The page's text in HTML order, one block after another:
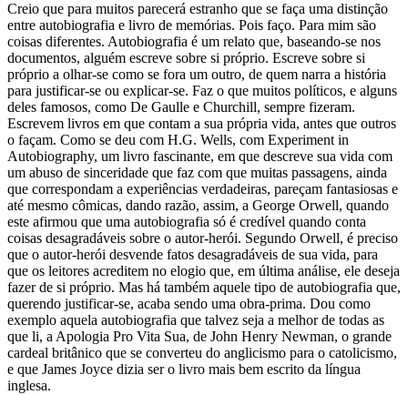
Creio que para muitos parecerá estranho que se faça uma distinção
entre autobiografia e livro de memórias. Pois faço. Para mim são
coisas diferentes. Autobiografia é um relato que, baseando-se nos
documentos, alguém escreve sobre si próprio. Escreve sobre si
próprio a olhar-se como se fora um outro, de quem narra a história
para justificar-se ou explicar-se. Faz o que muitos políticos, e alguns
deles famosos, como De Gaulle e Churchill, sempre fizeram.
Escrevem livros em que contam a sua própria vida, antes que outros
o façam. Como se deu com H.G. Wells, com Experiment in
Autobiography, um livro fascinante, em que descreve sua vida com
um abuso de sinceridade que faz com que muitas passagens, ainda
que correspondam a experiências verdadeiras, pareçam fantasiosas e
até mesmo cômicas, dando razão, assim, a George Orwell, quando
este afirmou que uma autobiografia só é credível quando conta
coisas desagradáveis sobre o autor-herói. Segundo Orwell, é preciso
que o autor-herói desvende fatos desagradáveis de sua vida, para
que os leitores acreditem no elogio que, em última análise, ele deseja
fazer de si próprio. Mas há também aquele tipo de autobiografia que,
querendo justificar-se, acaba sendo uma obra-prima. Dou como
exemplo aquela autobiografia que talvez seja a melhor de todas as
que li, a Apologia Pro Vita Sua, de John Henry Newman, o grande
cardeal britânico que se converteu do anglicismo para o catolicismo,
e que James Joyce dizia ser o livro mais bem escrito da língua
inglesa.